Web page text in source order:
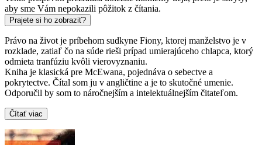
aby sme Vám nepokazili pôžitok z čítania.
Prajete si ho zobraziť?
Právo na život je príbehom sudkyne Fiony, ktorej manželstvo je v
rozklade, zatiaľ čo na súde rieši prípad umierajúceho chlapca, ktorý
odmieta tranfúziu kvôli vierovyznaniu.
Kniha je klasická pre McEwana, pojednáva o sebectve a
pokrytectve. Čítal som ju v angličtine a je to skutočné umenie.
Odporučil by som to náročnejším a intelektuálnejším čitateľom.
Čítať viac